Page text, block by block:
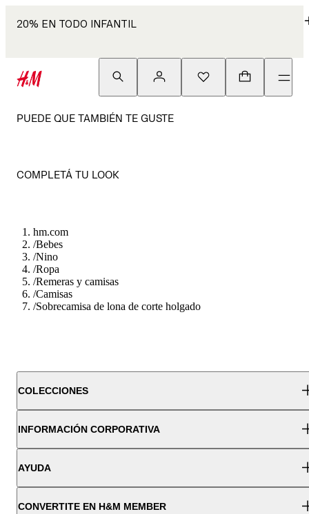
20% EN TODO INFANTIL
PUEDE QUE TAMBIÉN TE GUSTE
COMPLETÁ TU LOOK
hm.com
/Bebes
/Nino
/Ropa
/Remeras y camisas
/Camisas
/Sobrecamisa de lona de corte holgado
COLECCIONES
INFORMACIÓN CORPORATIVA
AYUDA
CONVERTITE EN H&M MEMBER